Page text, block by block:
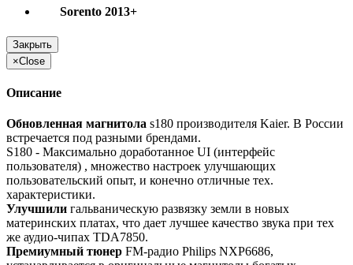
Sorento 2013+
Закрыть
×Close
Описание
Обновленная магнитола s180 производителя Kaier. В России
встречается под разными брендами.
S180 - Максимально доработанное UI (интерфейс
пользователя) , множество настроек улучшающих
пользовательский опыт, и конечно отличные тех.
характеристики.
Улучшили гальваническую развязку земли в новых
материнских платах, что дает лучшее качество звука при тех
же аудио-чипах TDA7850.
Премиумный тюнер FM-радио Philips NXP6686,